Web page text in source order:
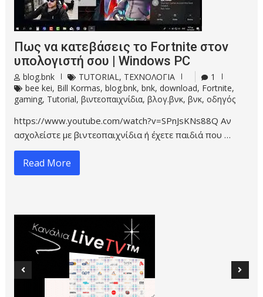
Πως να κατεβάσεις το Fortnite στον
υπολογιστή σου | Windows PC
blog.bnk TUTORIAL, ΤΕΧΝΟΛΟΓΙΑ
1
bee kei, Bill Kormas,blog.bnk,bnk,download, Fortnite,
gaming, Tutorial,βιντεοπαιχνίδια,βλογ.βνκ,βνκ,οδηγός
https://www.youtube.com/watch?v=SPnJsKNs88Q Αν
ασχολείστε με βιντεοπαιχνίδια ή έχετε παιδιά που …
Read More